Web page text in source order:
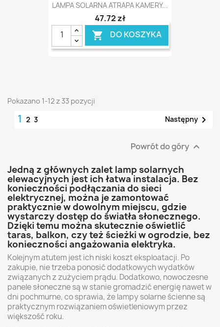
LAMPA SOLARNA ATRAPA KAMERY...
47,72 zł
 DO KOSZYKA
Pokazano 1-12 z 33 pozycji
1 2 3 Następny 
Powrót do góry 
Jedną z głównych zalet lamp solarnych
elewacyjnych jest ich łatwa instalacja. Bez
konieczności podłączania do sieci
elektrycznej, można je zamontować
praktycznie w dowolnym miejscu, gdzie
wystarczy dostęp do światła słonecznego.
Dzięki temu można skutecznie oświetlić
taras, balkon, czy też ścieżki w ogrodzie, bez
konieczności angażowania elektryka.
Kolejnym atutem jest ich niski koszt eksploatacji. Po
zakupie, nie trzeba ponosić dodatkowych wydatków
związanych z zużyciem prądu. Dodatkowo, nowoczesne
panele słoneczne są w stanie gromadzić energię nawet w
dni pochmurne, co sprawia, że lampy solarne ścienne są
praktycznym rozwiązaniem oświetleniowym przez
większość roku.